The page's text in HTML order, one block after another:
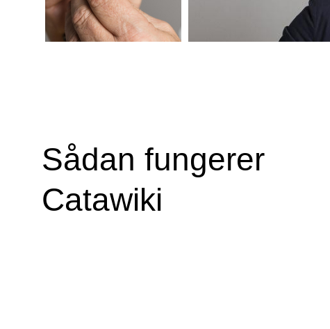
Sådan fungerer
Catawiki